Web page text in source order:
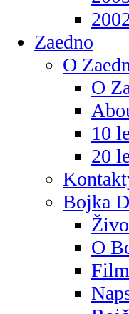
Zaedno
O
O
10
20
Bojka
O